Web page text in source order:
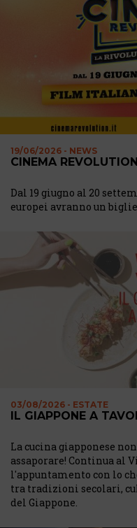
19/06/2026 - NEWS
CINEMA REVOLUTION
Dal 19 giugno al 20
europei avranno un
03/08/2026 - ESTATE
IL GIAPPONE A
La cucina giapponese
assaporare! Continua al
l'appuntamento con lo
tra tradizioni secolari,
del Giappone.